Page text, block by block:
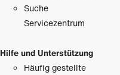
Suche
Servicezentrum
Hilfe und Unterstützung
Häufig gestellte